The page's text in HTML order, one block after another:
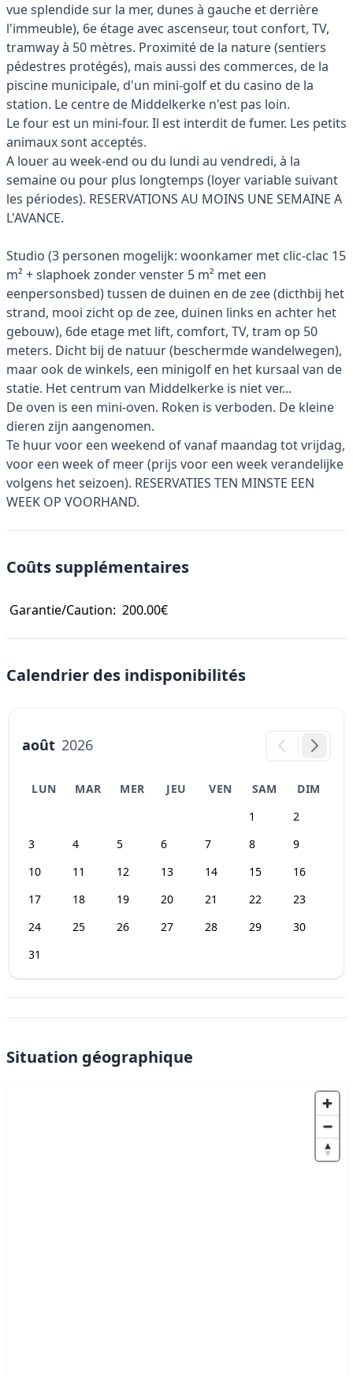
vue splendide sur la mer, dunes à gauche et derrière
l'immeuble), 6e étage avec ascenseur, tout confort, TV,
tramway à 50 mètres. Proximité de la nature (sentiers
pédestres protégés), mais aussi des commerces, de la
piscine municipale, d'un mini-golf et du casino de la
station. Le centre de Middelkerke n'est pas loin.
Le four est un mini-four. Il est interdit de fumer. Les petits
animaux sont acceptés.
A louer au week-end ou du lundi au vendredi, à la
semaine ou pour plus longtemps (loyer variable suivant
les périodes). RESERVATIONS AU MOINS UNE SEMAINE A
L'AVANCE.
Studio (3 personen mogelijk: woonkamer met clic-clac 15
m² + slaphoek zonder venster 5 m² met een
eenpersonsbed) tussen de duinen en de zee (dicthbij het
strand, mooi zicht op de zee, duinen links en achter het
gebouw), 6de etage met lift, comfort, TV, tram op 50
meters. Dicht bij de natuur (beschermde wandelwegen),
maar ook de winkels, een minigolf en het kursaal van de
statie. Het centrum van Middelkerke is niet ver...
De oven is een mini-oven. Roken is verboden. De kleine
dieren zijn aangenomen.
Te huur voor een weekend of vanaf maandag tot vrijdag,
voor een week of meer (prijs voor een week verandelijke
volgens het seizoen). RESERVATIES TEN MINSTE EEN
WEEK OP VOORHAND.
Coûts supplémentaires
Garantie/Caution: 200.00€
Calendrier des indisponibilités
août 2026
LUN MAR MER JEU VEN SAM
DIM
1
2
3
4 5 6 7 8
9
10
11 12 13 14 15
16
17
18 19 20 21 22
23
24
25 26 27 28 29
30
31
Situation géographique